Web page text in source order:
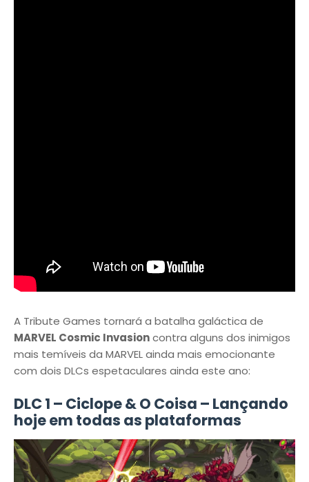
A Tribute Games tornará a batalha galáctica de
MARVEL Cosmic Invasioncontra alguns dos inimigos
mais temíveis da MARVEL ainda mais emocionante
com dois DLCs espetaculares ainda este ano:
DLC 1 – Ciclope & O Coisa – Lançando
hoje em todas as plataformas